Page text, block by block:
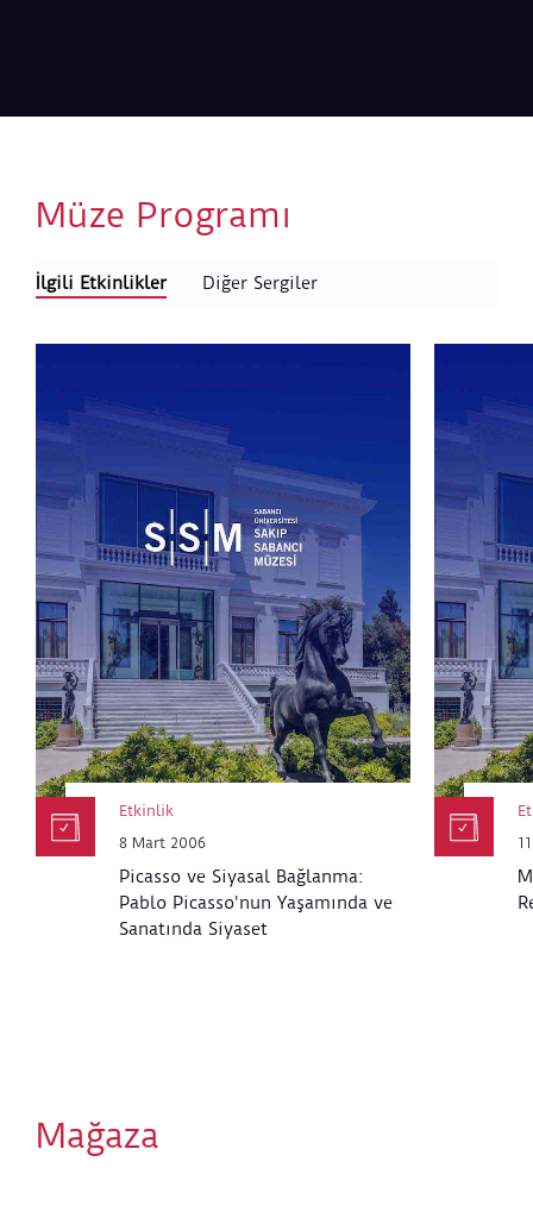
Müze Programı
İlgili Etkinlikler Diğer Sergiler
Etkinlik
8 Mart 2006
Picasso ve Siyasal Bağlanma:
Pablo Picasso'nun Yaşamında ve
Sanatında Siyaset
Mağaza